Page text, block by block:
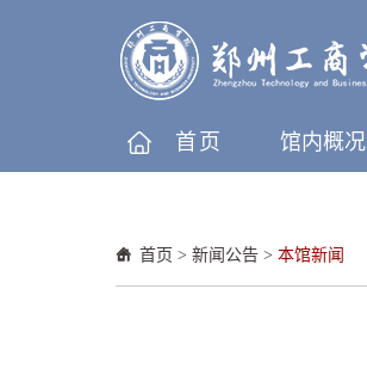
首页 馆内概况
首页 > 新闻公告 > 本馆新闻